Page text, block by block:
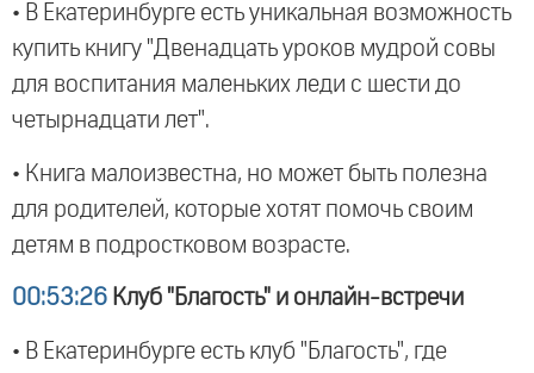
• В Екатеринбурге есть уникальная возможность
купить книгу "Двенадцать уроков мудрой совы
для воспитания маленьких леди с шести до
четырнадцати лет".
• Книга малоизвестна, но может быть полезна
для родителей, которые хотят помочь своим
детям в подростковом возрасте.
00:53:26 Клуб "Благость" и онлайн-встречи
• В Екатеринбурге есть клуб "Благость", где